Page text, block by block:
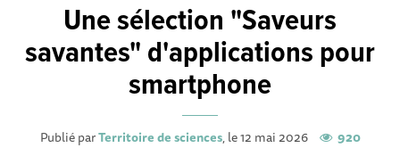
Une sélection "Saveurs
savantes" d'applications pour
smartphone
Publié parTerritoire de sciences, le 12 mai 2026 920